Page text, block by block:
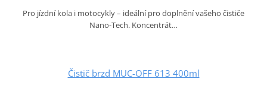
Pro jízdní kola i motocykly – ideální pro doplnění vašeho čističe
Nano-Tech. Koncentrát…
Čistič brzd MUC-OFF 613 400ml